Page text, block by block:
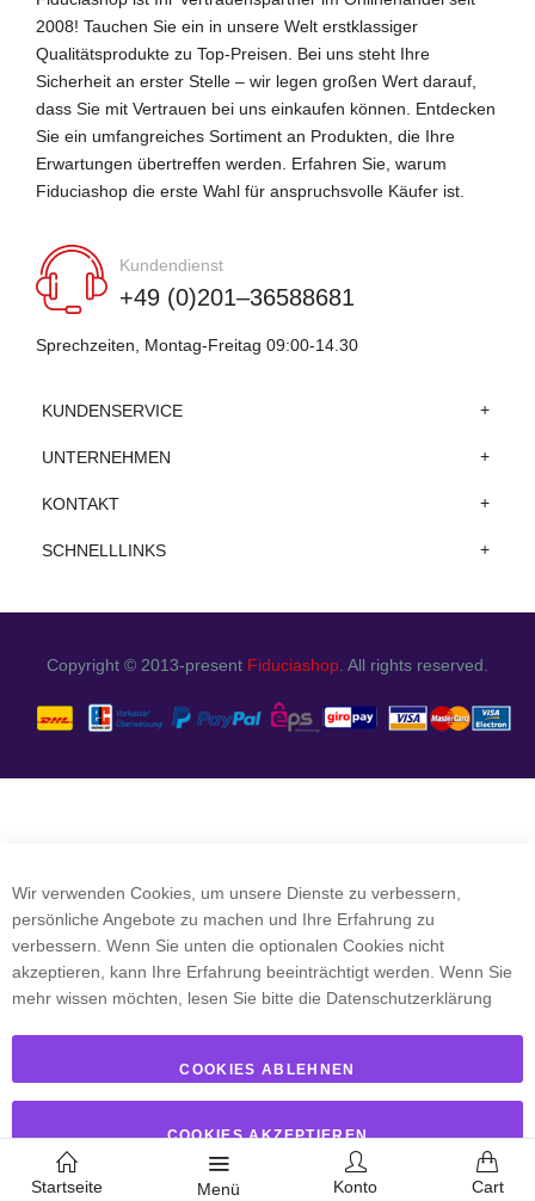
2008! Tauchen Sie ein in unsere Welt erstklassiger
Qualitätsprodukte zu Top-Preisen. Bei uns steht Ihre
Sicherheit an erster Stelle – wir legen großen Wert darauf,
dass Sie mit Vertrauen bei uns einkaufen können. Entdecken
Sie ein umfangreiches Sortiment an Produkten, die Ihre
Erwartungen übertreffen werden. Erfahren Sie, warum
Fiduciashop die erste Wahl für anspruchsvolle Käufer ist.
Kundendienst
+49 (0)201–36588681
Sprechzeiten, Montag-Freitag 09:00-14.30
KUNDENSERVICE
UNTERNEHMEN
KONTAKT
SCHNELLLINKS
Copyright © 2013-present Fiduciashop . All rights reserved.
Startseite Menü Konto Cart
Wir verwenden Cookies, um unsere Dienste zu verbessern,
persönliche Angebote zu machen und Ihre Erfahrung zu
verbessern. Wenn Sie unten die optionalen Cookies nicht
akzeptieren, kann Ihre Erfahrung beeinträchtigt werden. Wenn Sie
mehr wissen möchten, lesen Sie bitte die Datenschutzerklärung
COOKIES ABLEHNEN
COOKIES AKZEPTIEREN